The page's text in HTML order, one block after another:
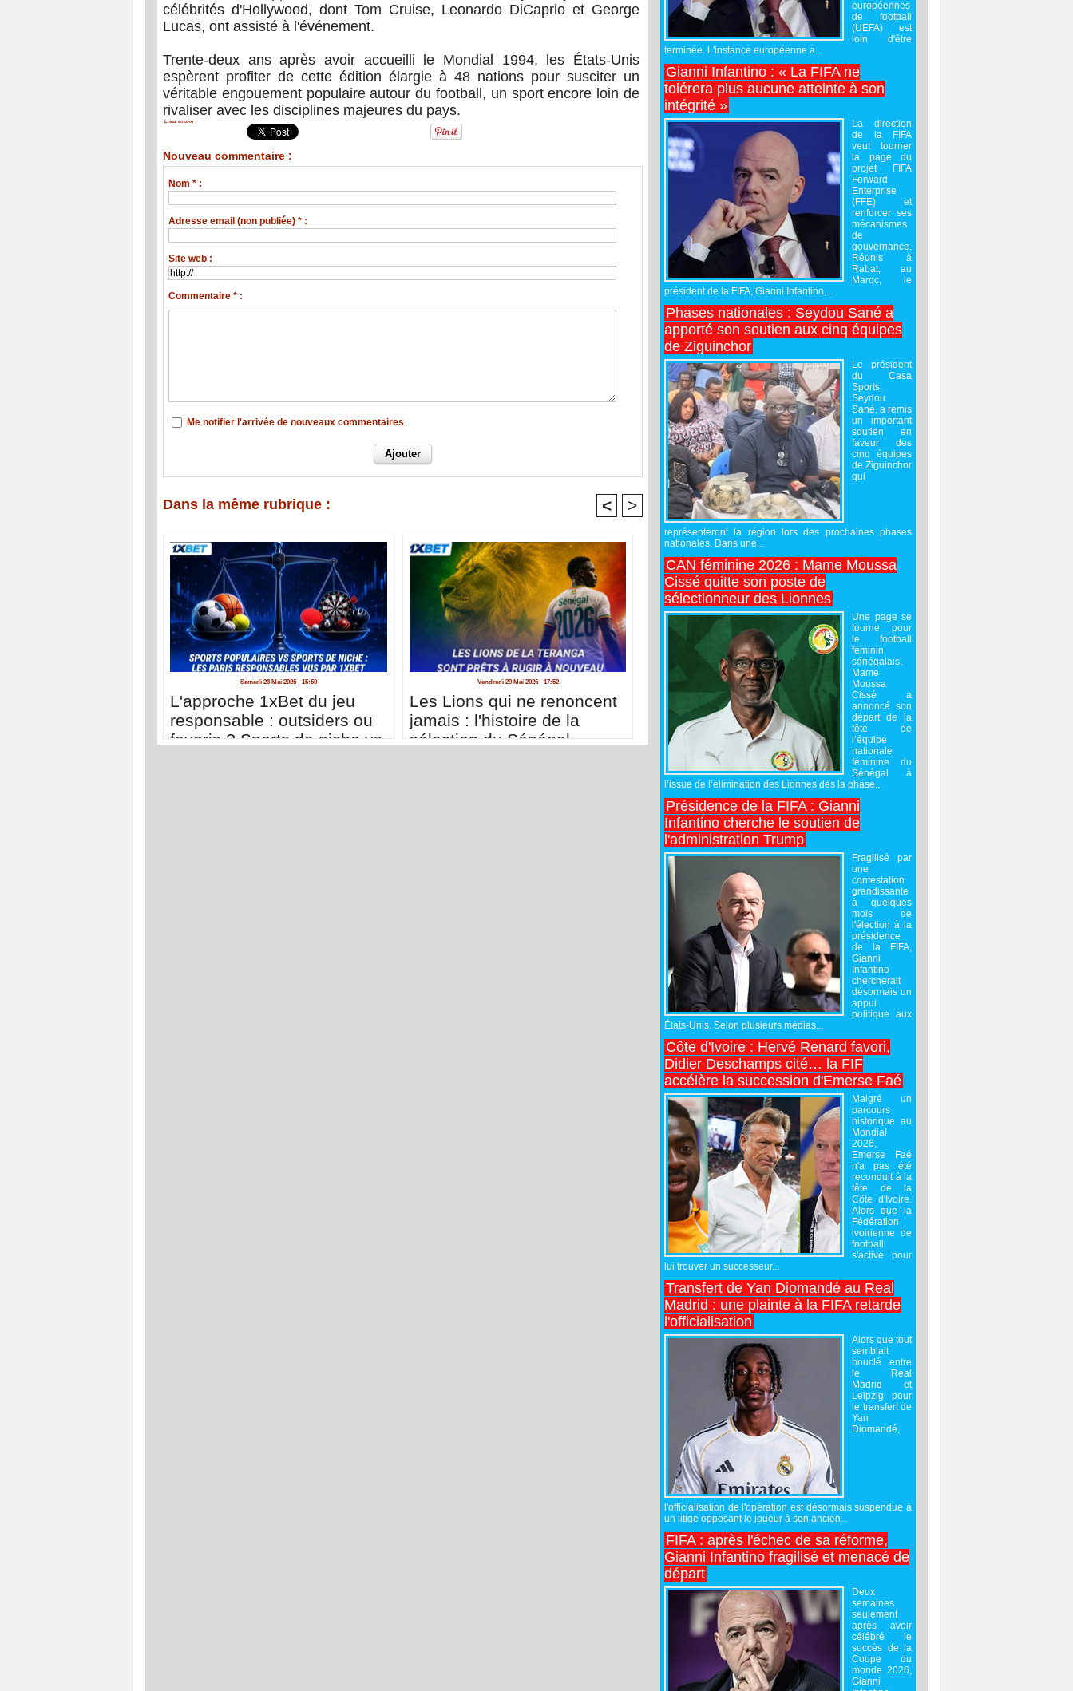
célébrités d'Hollywood, dont Tom Cruise, Leonardo DiCaprio et George
Lucas, ont assisté à l'événement.
Trente-deux ans après avoir accueilli le Mondial 1994, les États-Unis
espèrent profiter de cette édition élargie à 48 nations pour susciter un
véritable engouement populaire autour du football, un sport encore loin de
rivaliser avec les disciplines majeures du pays.
Lisez encore
Nouveau commentaire :
Nom * :
Adresse email (non publiée) * :
Site web :
Commentaire * :
Me notifier l'arrivée de nouveaux commentaires
Dans la même rubrique : < >
Samedi 23 Mai 2026 - 15:50
L'approche 1xBet du jeu
responsable : outsiders ou
favoris ? Sports de niche vs
Vendredi 29 Mai 2026 - 17:52
Les Lions qui ne renoncent
jamais : l'histoire de la
sélection du Sénégal
européennes
de football
(UEFA) est
loin d'être
terminée. L'instance européenne a...
Gianni Infantino : « La FIFA ne
tolérera plus aucune atteinte à son
intégrité »
La direction
de la FIFA
veut tourner
la page du
projet FIFA
Forward
Enterprise
(FFE) et
renforcer ses
mécanismes
de
gouvernance.
Réunis à
Rabat, au
Maroc, le
président de la FIFA, Gianni Infantino,...
Phases nationales : Seydou Sané a
apporté son soutien aux cinq équipes
de Ziguinchor
Le président
du Casa
Sports,
Seydou
Sané, a remis
un important
soutien en
faveur des
cinq équipes
de Ziguinchor
qui
représenteront la région lors des prochaines phases
nationales. Dans une...
CAN féminine 2026 : Mame Moussa
Cissé quitte son poste de
sélectionneur des Lionnes
Une page se
tourne pour
le football
féminin
sénégalais.
Mame
Moussa
Cissé a
annoncé son
départ de la
tête de
l’équipe
nationale
féminine du
Sénégal à
l’issue de l’élimination des Lionnes dès la phase...
Présidence de la FIFA : Gianni
Infantino cherche le soutien de
l'administration Trump
Fragilisé par
une
contestation
grandissante
à quelques
mois de
l'élection à la
présidence
de la FIFA,
Gianni
Infantino
chercherait
désormais un
appui
politique aux
États-Unis. Selon plusieurs médias...
Côte d'Ivoire : Hervé Renard favori,
Didier Deschamps cité… la FIF
accélère la succession d'Emerse Faé
Malgré un
parcours
historique au
Mondial
2026,
Emerse Faé
n'a pas été
reconduit à la
tête de la
Côte d'Ivoire.
Alors que la
Fédération
ivoirienne de
football
s'active pour
lui trouver un successeur...
Transfert de Yan Diomandé au Real
Madrid : une plainte à la FIFA retarde
l'officialisation
Alors que tout
semblait
bouclé entre
le Real
Madrid et
Leipzig pour
le transfert de
Yan
Diomandé,
l'officialisation de l'opération est désormais suspendue à
un litige opposant le joueur à son ancien...
FIFA : après l'échec de sa réforme,
Gianni Infantino fragilisé et menacé de
départ
Deux
semaines
seulement
après avoir
célébré le
succès de la
Coupe du
monde 2026,
Gianni